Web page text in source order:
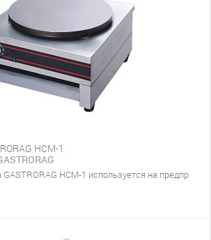
HCM-1
HCM-1 используется на предпр